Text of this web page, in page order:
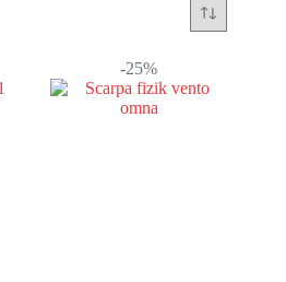
-25%